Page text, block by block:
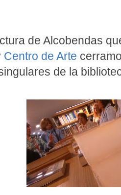
de Alcobendas
Centro de Arte
de la